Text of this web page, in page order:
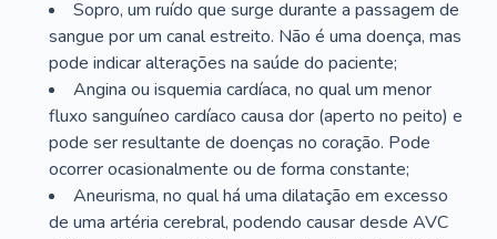
Sopro, um ruído que surge durante a passagem de
sangue por um canal estreito. Não é uma doença, mas
pode indicar alterações na saúde do paciente;
Angina ou isquemia cardíaca, no qual um menor
fluxo sanguíneo cardíaco causa dor (aperto no peito) e
pode ser resultante de doenças no coração. Pode
ocorrer ocasionalmente ou de forma constante;
Aneurisma, no qual há uma dilatação em excesso
de uma artéria cerebral, podendo causar desde AVC